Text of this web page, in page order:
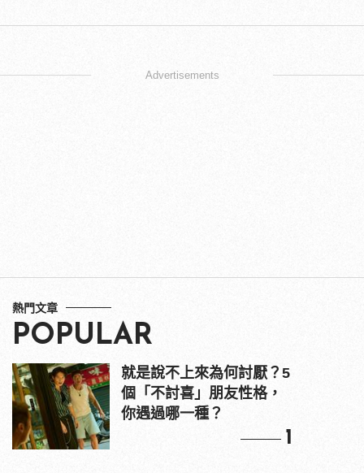
Advertisements
熱門文章
POPULAR
就是說不上來為何討厭？5
個「不討喜」朋友性格，
你遇過哪一種？
1